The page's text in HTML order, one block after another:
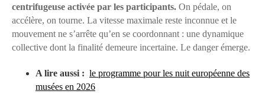
centrifugeuse activée par les participants. On pédale, on
accélère, on tourne. La vitesse maximale reste inconnue et le
mouvement ne s’arrête qu’en se coordonnant : une dynamique
collective dont la finalité demeure incertaine. Le danger émerge.
A lire aussi : le programme pour les nuit européenne des
musées en 2026